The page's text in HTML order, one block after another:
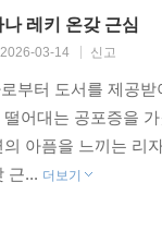
분량 덕분에 출퇴
는 깔끔하게 해
된 것이 아니라는
팍하지 않으며, 지
레키 온갖 근심
2026-03-14 신고
부터 도서를 제공
떨어대는 공포증을
의 아픔을 느끼는 리
근... 더보기